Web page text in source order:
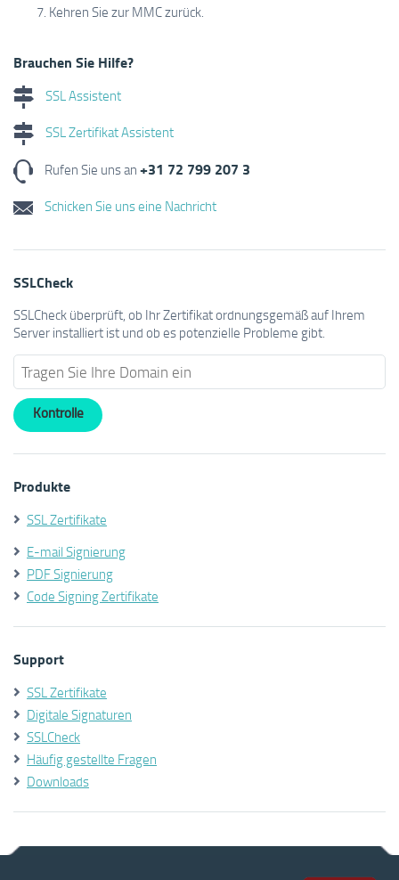
Kehren Sie zur MMC zurück.
Brauchen Sie Hilfe?
SSL Assistent
SSL Zertifikat Assistent
Rufen Sie uns an +31 72 799 207 3
Schicken Sie uns eine Nachricht
SSLCheck
SSLCheck überprüft, ob Ihr Zertifikat ordnungsgemäß auf Ihrem
Server installiert ist und ob es potenzielle Probleme gibt.
Produkte
SSL Zertifikate
E-mail Signierung
PDF Signierung
Code Signing Zertifikate
Support
SSL Zertifikate
Digitale Signaturen
SSLCheck
Häufig gestellte Fragen
Downloads